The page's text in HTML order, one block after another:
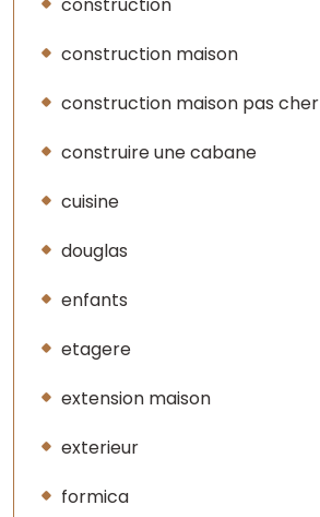
construction maison
construction maison pas cher
construire une cabane
cuisine
douglas
enfants
etagere
extension maison
exterieur
formica